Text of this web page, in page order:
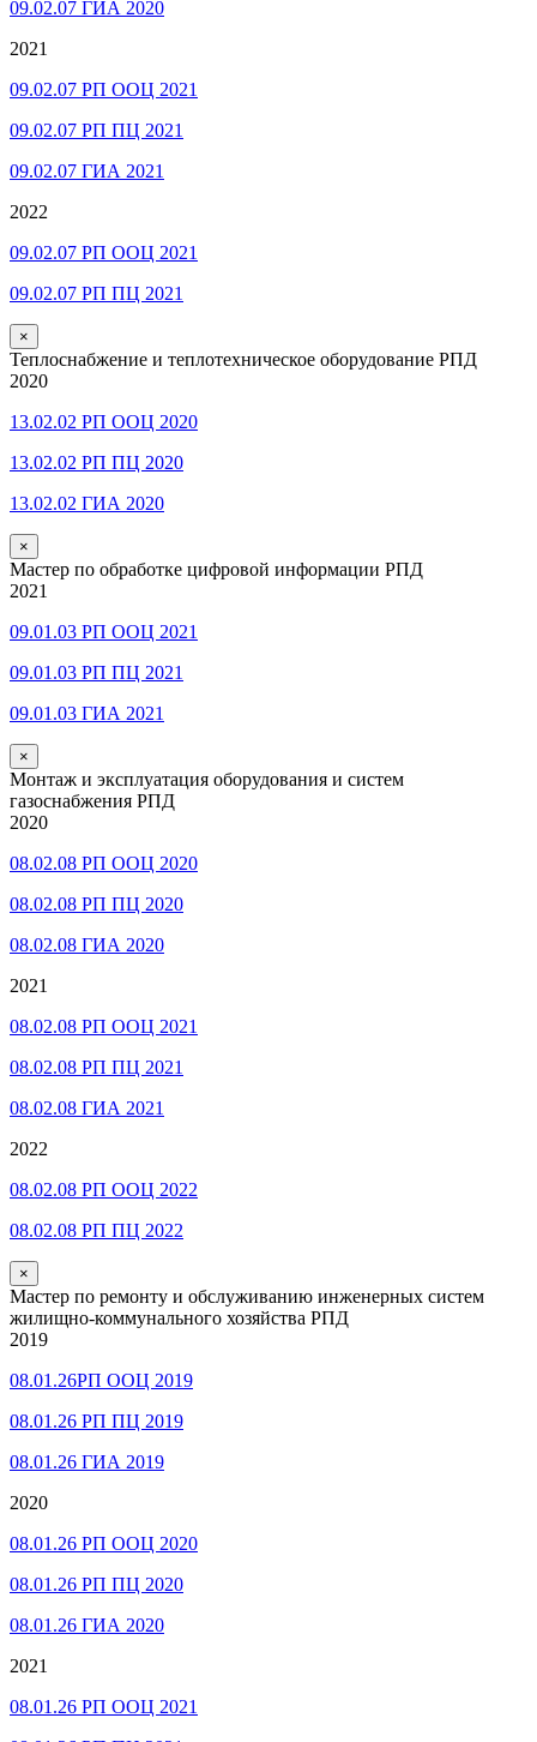
09.02.07 ГИА 2020
2021
09.02.07 РП ООЦ 2021
09.02.07 РП ПЦ 2021
09.02.07 ГИА 2021
2022
09.02.07 РП ООЦ 2021
09.02.07 РП ПЦ 2021
×
Теплоснабжение и теплотехническое оборудование РПД
2020
13.02.02 РП ООЦ 2020
13.02.02 РП ПЦ 2020
13.02.02 ГИА 2020
×
Мастер по обработке цифровой информации РПД
2021
09.01.03 РП ООЦ 2021
09.01.03 РП ПЦ 2021
09.01.03 ГИА 2021
×
Монтаж и эксплуатация оборудования и систем
газоснабжения РПД
2020
08.02.08 РП ООЦ 2020
08.02.08 РП ПЦ 2020
08.02.08 ГИА 2020
2021
08.02.08 РП ООЦ 2021
08.02.08 РП ПЦ 2021
08.02.08 ГИА 2021
2022
08.02.08 РП ООЦ 2022
08.02.08 РП ПЦ 2022
×
Мастер по ремонту и обслуживанию инженерных систем
жилищно-коммунального хозяйства РПД
2019
08.01.26РП ООЦ 2019
08.01.26 РП ПЦ 2019
08.01.26 ГИА 2019
2020
08.01.26 РП ООЦ 2020
08.01.26 РП ПЦ 2020
08.01.26 ГИА 2020
2021
08.01.26 РП ООЦ 2021